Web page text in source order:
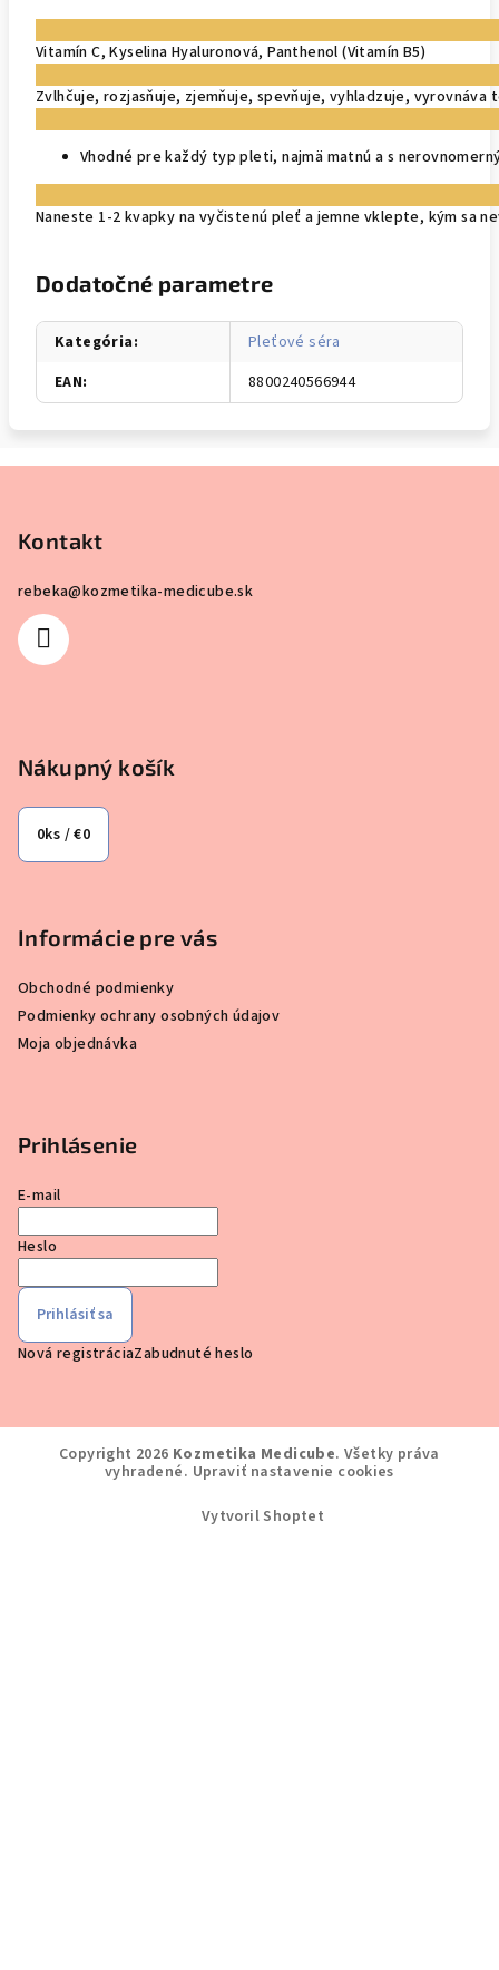
Vitamín C, Kyselina Hyaluronová, Panthenol (Vitamín B5)
Zvlhčuje, rozjasňuje, zjemňuje, spevňuje, vyhladzuje, vyrovnáva
Vhodné pre každý typ pleti, najmä matnú a s
Naneste 1-2 kvapky na vyčistenú pleť a jemne vklepte, kým sa
Dodatočné parametre
Kategória:
Pleťové séra
EAN: 8800240566944
Kontakt
rebeka@kozmetika-medicube.sk
Nákupný košík
0ks /€0
Informácie pre vás
Obchodné podmienky
Podmienky ochrany osobných údajov
Moja objednávka
Prihlásenie
E-mail
Heslo
Prihlásiť sa
Nová registráciaZabudnuté heslo
Copyright 2026 Kozmetika Medicube. Všetky práva
vyhradené. Upraviť nastavenie cookies
Vytvoril Shoptet